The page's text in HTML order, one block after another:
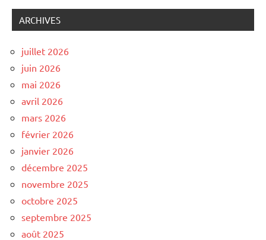
ARCHIVES
juillet 2026
juin 2026
mai 2026
avril 2026
mars 2026
février 2026
janvier 2026
décembre 2025
novembre 2025
octobre 2025
septembre 2025
août 2025